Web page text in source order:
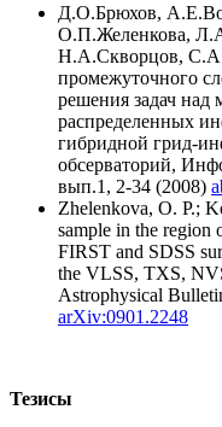
Д.О.Брюхов,
О.П.Желенкова,
Н.А.Скворцов,
промежуточного
решения задач
распределенных
гибридной грид-
обсерваторий,
вып.1, 2-34 (2008)
Zhelenkova, O. P.;
sample in the region
FIRST and SDSS
the VLSS, TXS,
Astrophysical
arXiv:0901.2248
Тезисы